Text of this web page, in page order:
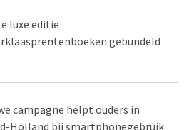
luxe editie
gebundeld
campagne helpt ouders in
Holland bij smartphonegebruik